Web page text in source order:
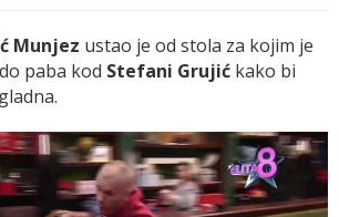
Munjez ustao je od stola za kojim je
paba kod Stefani Grujić kako bi